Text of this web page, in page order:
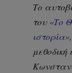
Το
του «Το
ιστορία»